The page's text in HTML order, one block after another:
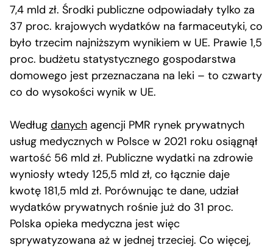
7,4 mld zł. Środki publiczne odpowiadały tylko za
37 proc. krajowych wydatków na farmaceutyki, co
było trzecim najniższym wynikiem w UE. Prawie 1,5
proc. budżetu statystycznego gospodarstwa
domowego jest przeznaczana na leki – to czwarty
co do wysokości wynik w UE.
Według danych agencji PMR rynek prywatnych
usług medycznych w Polsce w 2021 roku osiągnął
wartość 56 mld zł. Publiczne wydatki na zdrowie
wyniosły wtedy 125,5 mld zł, co łącznie daje
kwotę 181,5 mld zł. Porównując te dane, udział
wydatków prywatnych rośnie już do 31 proc.
Polska opieka medyczna jest więc
sprywatyzowana aż w jednej trzeciej. Co więcej,